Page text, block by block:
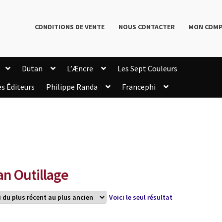
CONDITIONS DE VENTE NOUS CONTACTER MON
Dutan L’Æncre
Les Sept Couleurs
Éditeurs Philippe Randa
Francephi
Outillage
Voici le seul résultat